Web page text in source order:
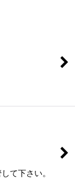
て下さい。